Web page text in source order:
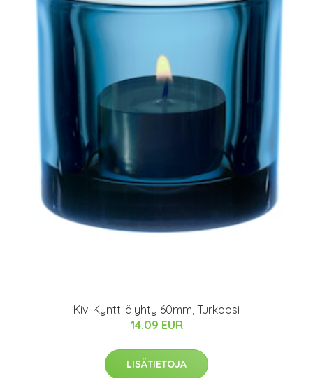
Kivi Kynttilälyhty 60mm, Turkoosi
14.09 EUR
LISÄTIETOJA